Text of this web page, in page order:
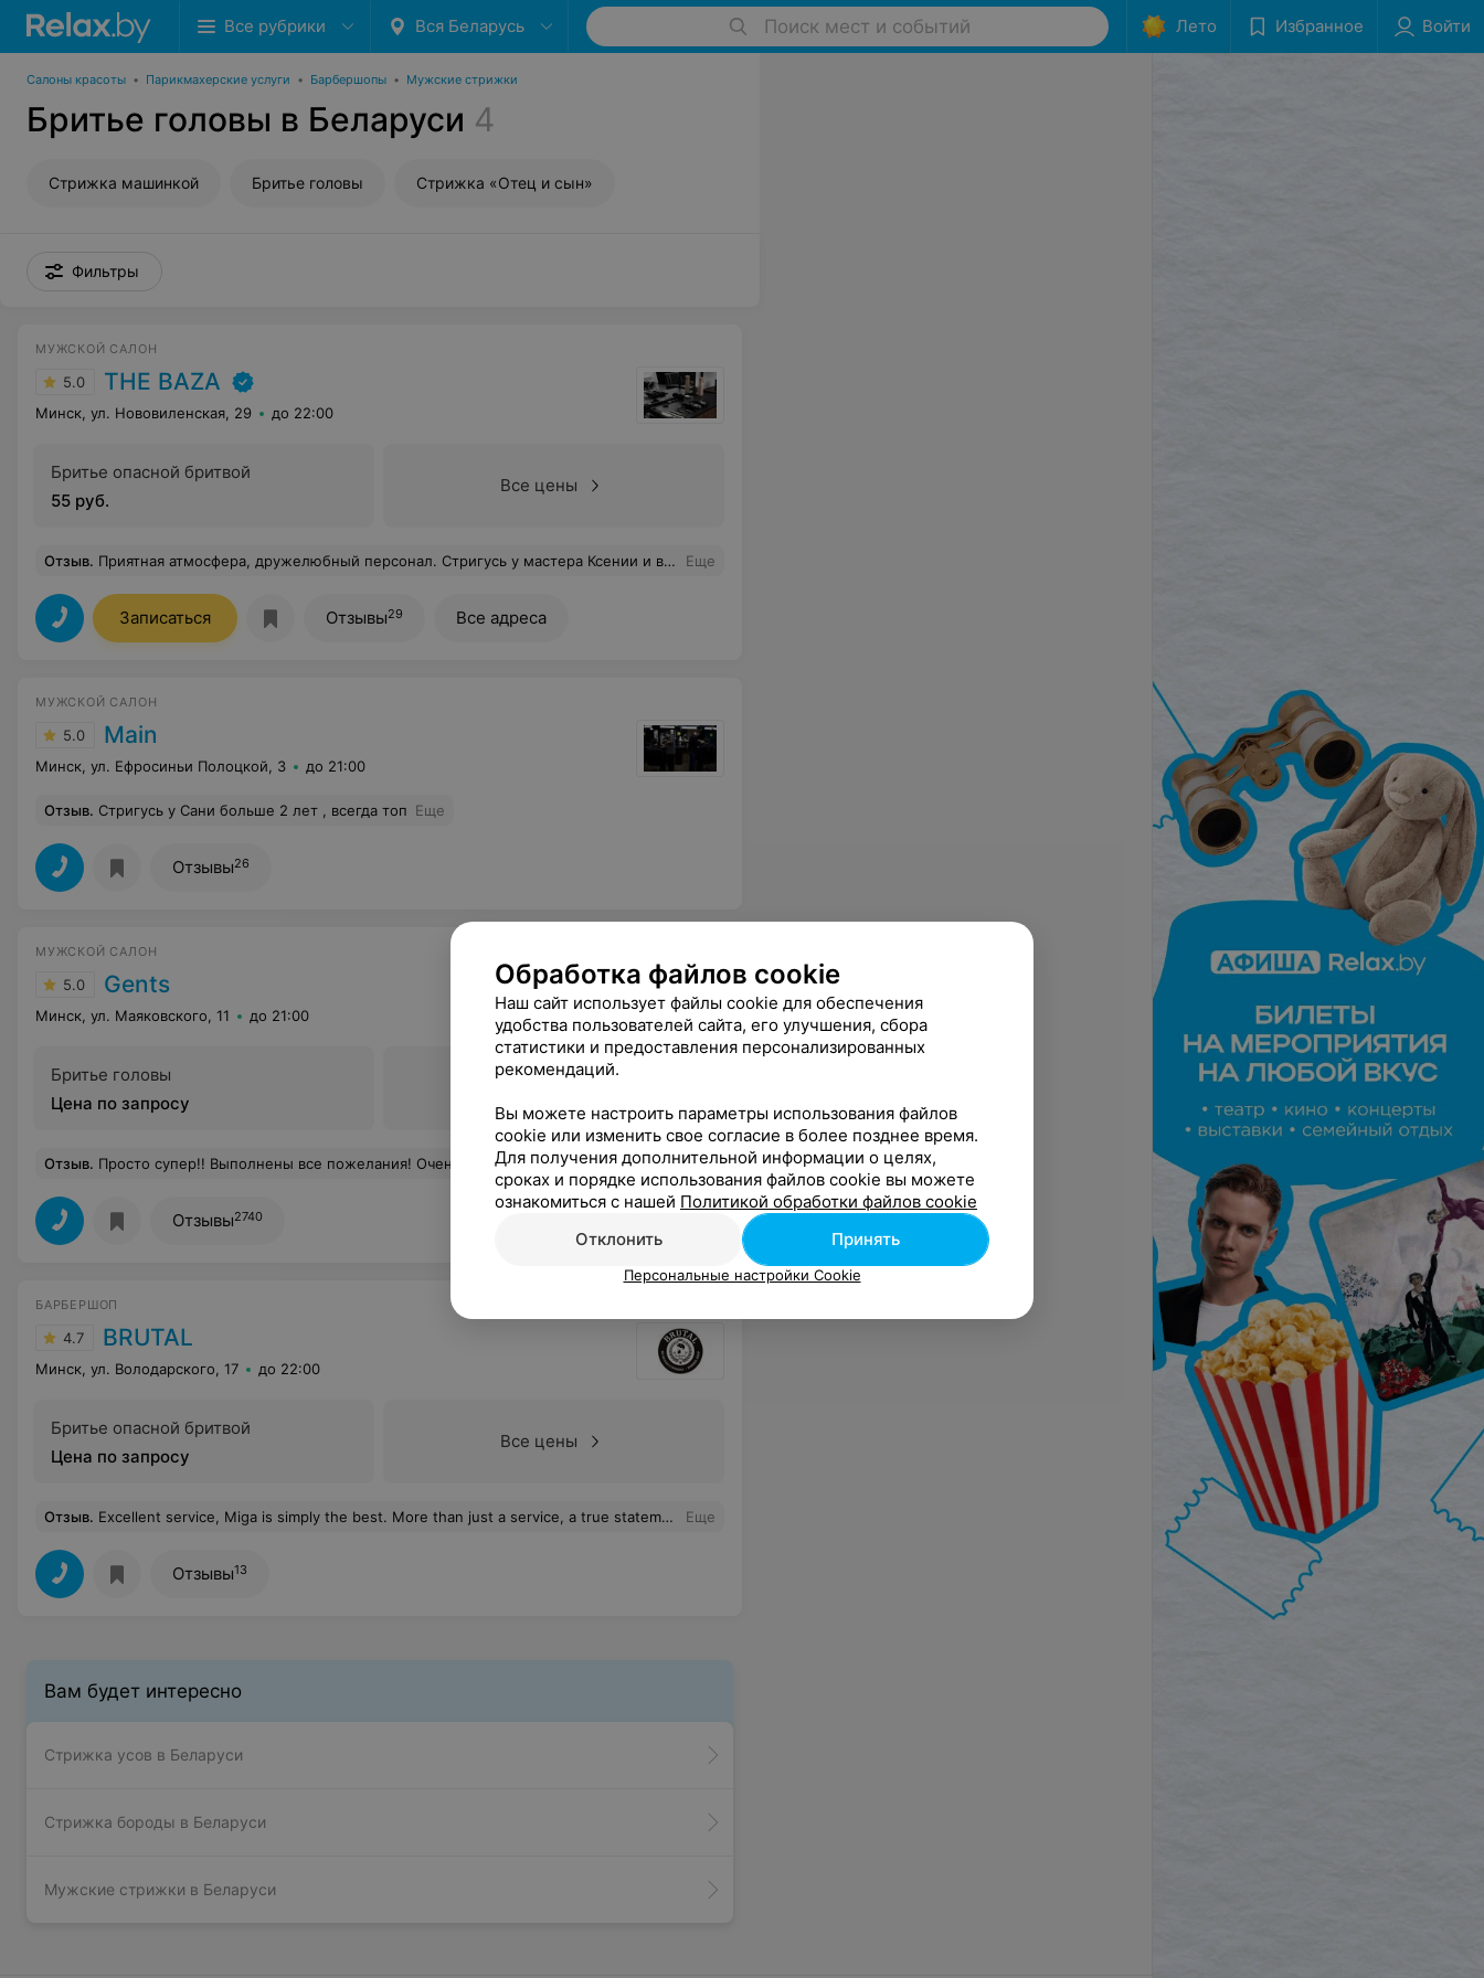
Все рубрики Вся Беларусь Поиск мест и событий Лето Избранное Войти
Салоны красоты • Парикмахерские услуги • Барбершопы • Мужские стрижки
Бритье головы в Беларуси 4
Стрижка машинкой Бритье головы Стрижка «Отец и сын»
Фильтры
МУЖСКОЙ САЛОН
5.0 THE BAZA
Минск, ул. Нововиленская, 29 до 22:00
Бритье опасной бритвой
55 руб.
Все цены
Отзыв. Приятная атмосфера, дружелюбный персонал. Стригусь у мастера Ксении и всегда доволен результатом. Если вы хотите качественную стрижку и ухоженную бороду , то вам точно к ней! Еще
Записаться Отзывы29 Все адреса
МУЖСКОЙ САЛОН
5.0 Main
Минск, ул. Ефросиньи Полоцкой, 3 до 21:00
Отзыв. Стригусь у Сани больше 2 лет , всегда топ Еще
Отзывы26
МУЖСКОЙ САЛОН
5.0 Gents
Минск, ул. Маяковского, 11 до 21:00
Бритье головы
Цена по запросу
Отзыв. Просто супер!! Выполнены все пожелания! Очень понравилось Еще
Отзывы2740
БАРБЕРШОП
4.7 BRUTAL
Минск, ул. Володарского, 17 до 22:00
Бритье опасной бритвой
Цена по запросу
Все цены
Отзыв. Excellent service, Miga is simply the best. More than just a service, a true statement of craftmanship and passion for his art. Friendly atmosphere, great decoration and great professionalism. Еще
Отзывы13
Вам будет интересно
Стрижка усов в Беларуси
Стрижка бороды в Беларуси
Мужские стрижки в Беларуси
Обработка файлов cookie
Наш сайт использует файлы cookie для обеспечения
удобства пользователей сайта, его улучшения, сбора
статистики и предоставления персонализированных
рекомендаций.
Вы можете настроить параметры использования файлов
cookie или изменить свое согласие в более позднее время.
Для получения дополнительной информации о целях,
сроках и порядке использования файлов cookie вы можете
ознакомиться с нашей Политикой обработки файлов cookie
Отклонить
Принять
Персональные настройки Cookie